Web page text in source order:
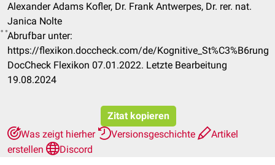
Alexander Adams Kofler, Dr. Frank Antwerpes, Dr. rer. nat.
Janica Nolte
Abrufbar unter:
https://flexikon.doccheck.com/de/Kognitive_St%C3%B6rung
DocCheck Flexikon 07.01.2022. Letzte Bearbeitung
19.08.2024
Zitat kopieren
Was zeigt hierher
Versionsgeschichte
Artikel
erstellen
Discord